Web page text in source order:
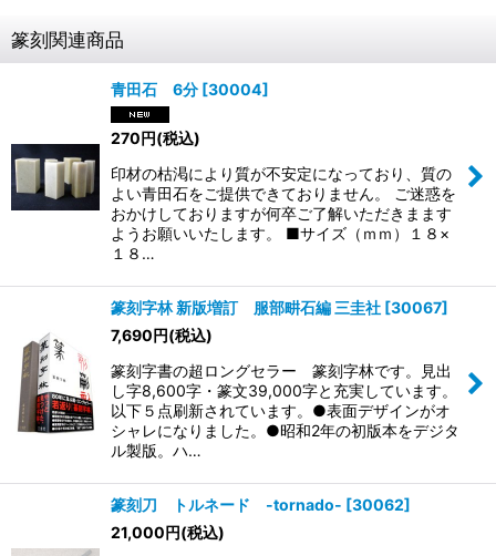
篆刻関連商品
青田石 6分 [30004]
270円(税込)
印材の枯渇により質が不安定になっており、質の
よい青田石をご提供できておりません。 ご迷惑を
おかけしておりますが何卒ご了解いただきまます
ようお願いいたします。 ■サイズ（ｍｍ）１８×
１８…
篆刻字林 新版増訂 服部畊石編 三圭社 [30067]
7,690円(税込)
篆刻字書の超ロングセラー 篆刻字林です。見出
し字8,600字・篆文39,000字と充実しています。
以下５点刷新されています。●表面デザインがオ
シャレになりました。●昭和2年の初版本をデジタ
ル製版。ハ…
篆刻刀 トルネード -tornado- [30062]
21,000円(税込)